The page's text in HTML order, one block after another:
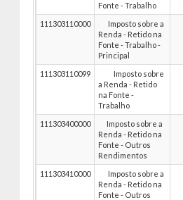
Fonte - Trabalho
111303110000
Imposto sobre a
Renda - Retido na
Fonte - Trabalho -
Principal
111303110099
Imposto sobre
a Renda - Retido
na Fonte -
Trabalho
111303400000
Imposto sobre a
Renda - Retido na
Fonte - Outros
Rendimentos
111303410000
Imposto sobre a
Renda - Retido na
Fonte - Outros